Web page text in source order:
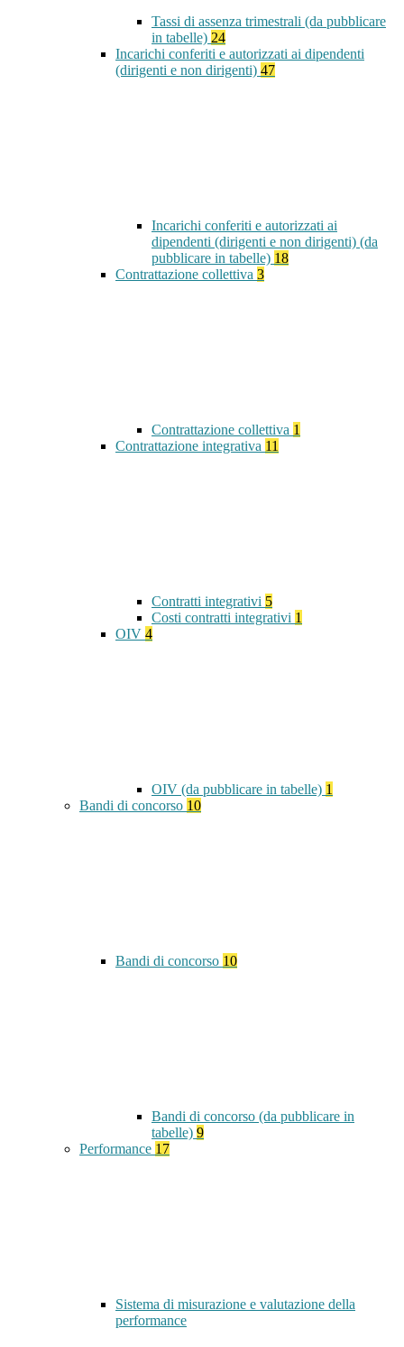
Tassi di assenza trimestrali (da pubblicare
in tabelle) 24
Incarichi conferiti e autorizzati ai dipendenti
(dirigenti e non dirigenti) 47
Incarichi conferiti e autorizzati ai
dipendenti (dirigenti e non dirigenti) (da
pubblicare in tabelle) 18
Contrattazione collettiva 3
Contrattazione collettiva 1
Contrattazione integrativa 11
Contratti integrativi 5
Costi contratti integrativi 1
OIV 4
OIV (da pubblicare in tabelle) 1
Bandi di concorso 10
Bandi di concorso 10
Bandi di concorso (da pubblicare in
tabelle) 9
Performance 17
Sistema di misurazione e valutazione della
performance